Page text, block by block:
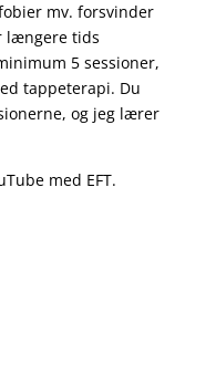
mv. forsvinder
længere tids
5 sessioner,
tappeterapi. Du
og jeg lærer
med EFT.